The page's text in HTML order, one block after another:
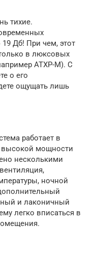
тихие.
19 Дб! При чем, этот
в люксовых
ATXP-M). С
о его
ощущать лишь
работает в
высокой мощности
несколькими
ночной
и лаконичный
легко вписаться в